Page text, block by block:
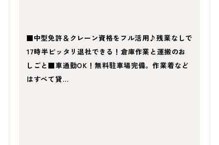
■中型免許＆クレーン資格をフル活用♪残業なしで
17時半ピッタリ退社できる！倉庫作業と運搬のお
しごと■車通勤OK！無料駐車場完備。作業着など
はすべて貸…